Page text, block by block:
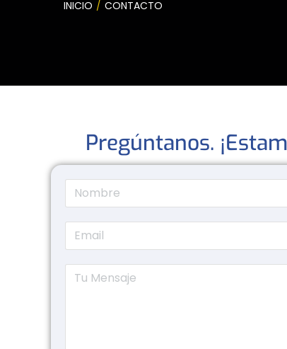
INICIO CONTACTO
Pregúntanos.